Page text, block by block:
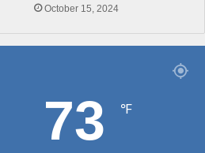
October 15, 2024
73 ℉